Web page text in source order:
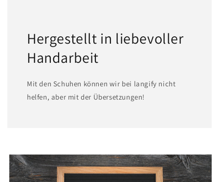
Hergestellt in liebevoller
Handarbeit
Mit den Schuhen können wir bei langify nicht
helfen, aber mit der Übersetzungen!